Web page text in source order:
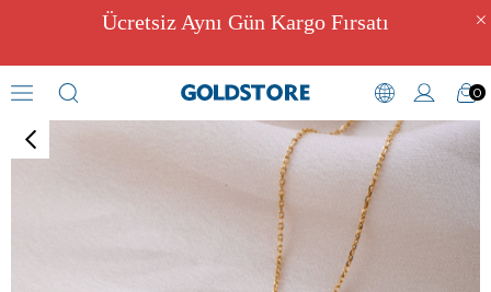
Ücretsiz Aynı Gün Kargo Fırsatı
0
İnci Kolyeler